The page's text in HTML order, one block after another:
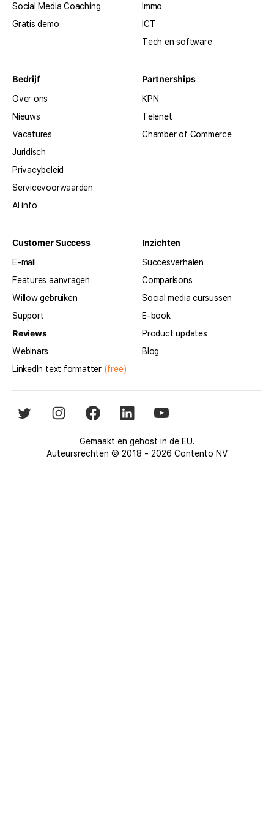
Social Media Coaching
Gratis demo
Immo
ICT
Tech en software
Bedrijf
Over ons
Nieuws
Vacatures
Juridisch
Privacybeleid
Servicevoorwaarden
AI info
Partnerships
KPN
Telenet
Chamber of Commerce
Customer Success
E-mail
Features aanvragen
Willow gebruiken
Support
Reviews
Webinars
LinkedIn text formatter(free)
Inzichten
Succesverhalen
Comparisons
Social media cursussen
E-book
Product updates
Blog
Gemaakt en gehost in de EU.
Auteursrechten © 2018 - 2026 Contento NV